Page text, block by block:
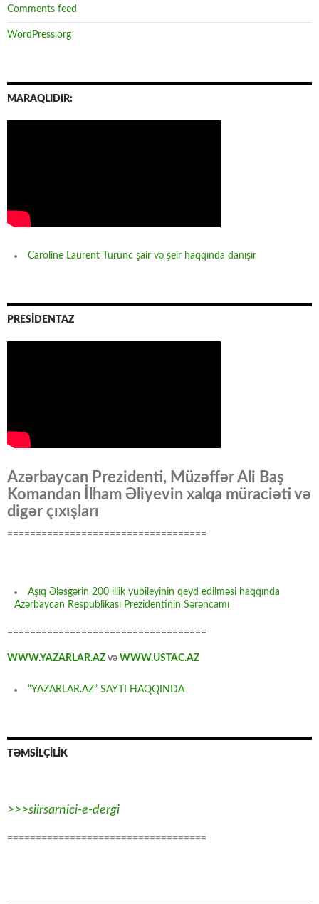
Comments feed
WordPress.org
MARAQLIDIR:
Caroline Laurent Turunc şair və şeir haqqında danışır
PRESİDENTAZ
Azərbaycan Prezidenti, Müzəffər Ali Baş
Komandan İlham Əliyevin xalqa müraciəti və
digər çıxışları
===================================
Aşıq Ələsgərin 200 illik yubileyinin qeyd edilməsi haqqında
Azərbaycan Respublikası Prezidentinin Sərəncamı
===================================
WWW.YAZARLAR.AZ və WWW.USTAC.AZ
“YAZARLAR.AZ” SAYTI HAQQINDA
TƏMSİLÇİLİK
>>>siirsarnici-e-dergi
===================================